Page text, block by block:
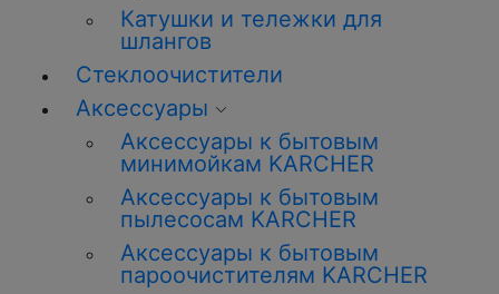
Катушки и тележки для
шлангов
Стеклоочистители
Аксессуары
Аксессуары к бытовым
минимойкам KARCHER
Аксессуары к бытовым
пылесосам KARCHER
Аксессуары к бытовым
пароочистителям KARCHER